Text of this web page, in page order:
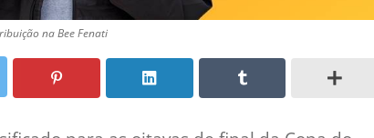
na Bee Fenati